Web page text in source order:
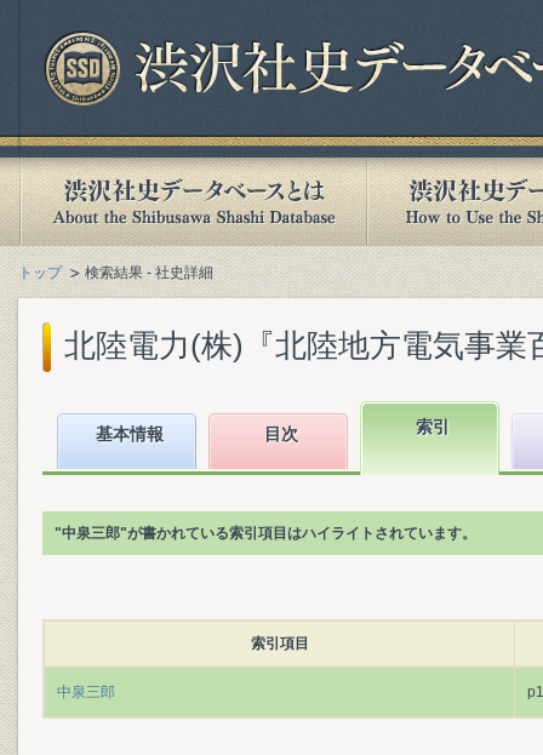
トップ 検索結果 - 社史詳細
北陸電力(株)『北陸地方電気事業
基本情報 目次 索引
"中泉三郎"が書かれている索引項目はハイライトされています。
索引項目
中泉三郎